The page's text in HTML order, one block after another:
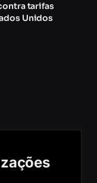
tarifas
Unidos